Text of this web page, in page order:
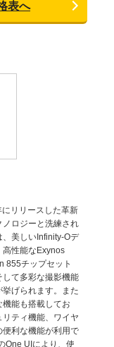
表へ
リリースした革新
ロジーと洗練され
美しいInfinity-Oデ
高性能なExynos
855チップセット
て多彩な撮影機能
げられます。また
能も搭載してお
ティ機能、ワイヤ
利な機能が利用で
One UIにより、使